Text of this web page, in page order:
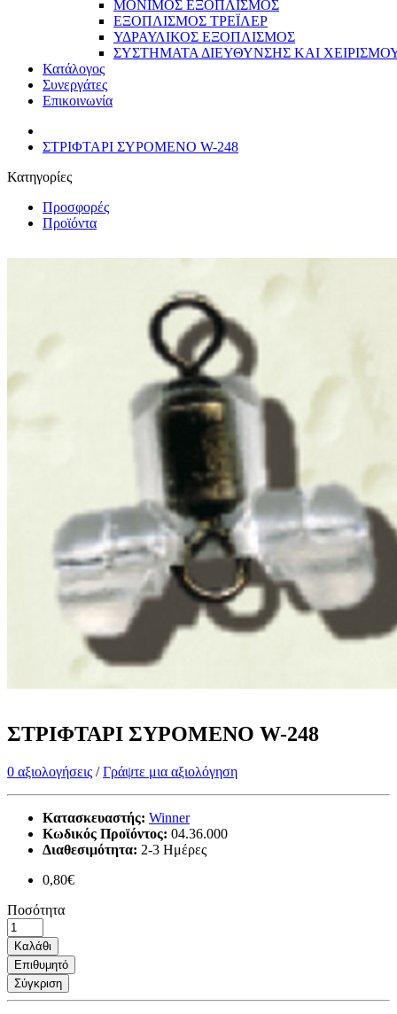
ΜΟΝΙΜΟΣ ΕΞΟΠΛΙΣΜΟΣ
ΕΞΟΠΛΙΣΜΟΣ ΤΡΕΪΛΕΡ
ΥΔΡΑΥΛΙΚΟΣ ΕΞΟΠΛΙΣΜΟΣ
ΣΥΣΤΗΜΑΤΑ ΔΙΕΥΘΥΝΣΗΣ ΚΑΙ
Κατάλογος
Συνεργάτες
Επικοινωνία
ΣΤΡΙΦΤΑΡΙ ΣΥΡΟΜΕΝΟ W-248
Κατηγορίες
Προσφορές
Προϊόντα
ΣΤΡΙΦΤΑΡΙ ΣΥΡΟΜΕΝΟ W-248
0 αξιολογήσεις /Γράψτε μια αξιολόγηση
Κατασκευαστής: Winner
Κωδικός Προϊόντος: 04.36.000
Διαθεσιμότητα: 2-3 Ημέρες
0,80€
Ποσότητα
Καλάθι
Επιθυμητό
Σύγκριση